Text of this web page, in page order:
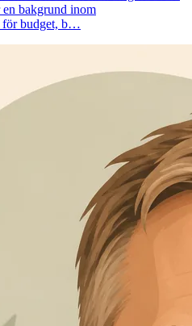
bakgrund inom
för budget, b…